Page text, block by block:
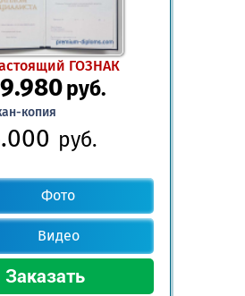
ГОЗНАК
руб.
копия
руб.
Фото
Видео